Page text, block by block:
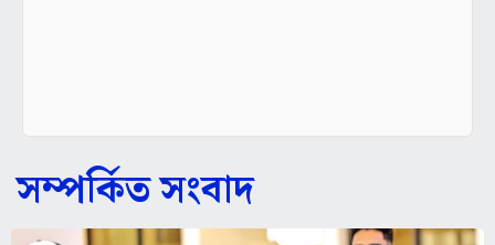
সম্পর্কিত সংবাদ